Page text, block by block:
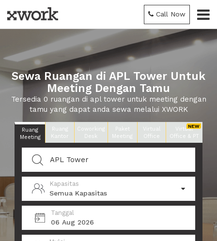
Call Now
Sewa Ruangan di APL Tower Untuk
Meeting Dengan Tamu
Tersedia 0 ruangan di apl tower untuk meeting dengan
tamu yang dapat anda sewa melalui XWORK
Ruang
Meeting
Ruang
Kantor
Coworking
Desk
Paket
Meeting
Virtual
Office
Virtual
Office & PT
Kapasitas
Semua Kapasitas
Tanggal
06 Aug 2026